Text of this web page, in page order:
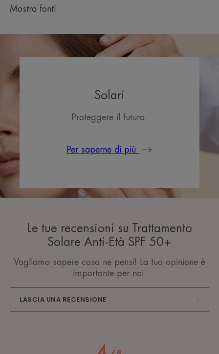
Tappo (PP 5): PLASTICA
02/07/26
*Attività valutata in vitro.
Mostra fonti
Solari
Proteggere il futuro.
Per saperne di più
Le tue recensioni su Trattamento
Solare Anti-Età SPF 50+
Vogliamo sapere cosa ne pensi! La tua opinione è
importante per noi.
LASCIA UNA RECENSIONE